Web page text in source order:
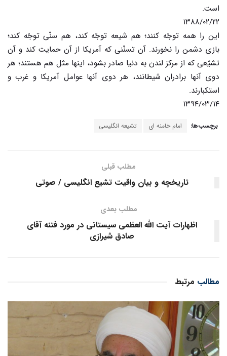
است.
۱۳۸۸/۰۲/۲۲
این را همه توجّه کنند؛ هم شیعه توجّه کند، هم سنّی توجّه کند؛
بازی دشمن را نخورند. آن تسنّنی که آمریکا از آن حمایت کند و آن
تشیّعی که از مرکز لندن به دنیا صادر بشود، اینها مثل هم هستند؛ هر
دوی آنها برادران شیطانند، هر دوی آنها عوامل آمریکا و غرب و
استکبارند.
۱۳۹۴/۰۳/۱۴
برچسب‌ها: امام خامنه ای تشیعه انگلیسی
مطلب قبلی
تاریخچه و بیان واقیت تشیع انگلیسی / صوتی
مطلب بعدی
اظهارات آیت الله العظمی سیستانی در مورد فتنه آقای
صادق شیرازی
مرتبط مطالب